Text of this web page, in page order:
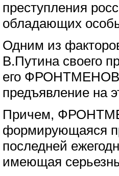
преступления
обладающих
Одним из
В.Путина своего
его ФРОНТМЕНОВ,
предъявление на
Причем,
формирующаяся
последней
имеющая